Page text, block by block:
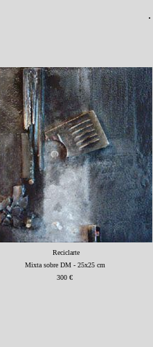
Reciclarte
Mixta sobre DM - 25x25 cm
300 €